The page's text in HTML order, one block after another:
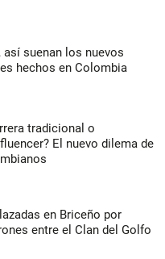
así suenan los nuevos
hechos en Colombia
tradicional o
El nuevo dilema de
en Briceño por
entre el Clan del Golfo